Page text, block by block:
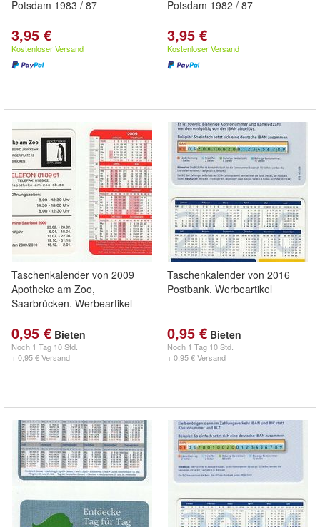
Potsdam 1983 / 87
3,95 €
Kostenloser Versand
Potsdam 1982 / 87
3,95 €
Kostenloser Versand
Taschenkalender von 2009
Apotheke am Zoo,
Saarbrücken. Werbeartikel
0,95 € Bieten
Noch 1 Tag 10 Std.
+ 0,95 € Versand
Taschenkalender von 2016
Postbank. Werbeartikel
0,95 € Bieten
Noch 1 Tag 10 Std.
+ 0,95 € Versand